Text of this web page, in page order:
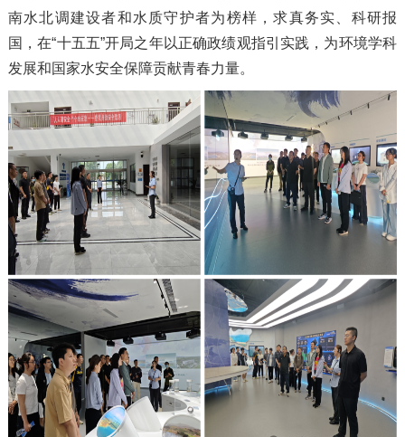
南水北调建设者和水质守护者为榜样，求真务实、科研报
国，在“十五五”开局之年以正确政绩观指引实践，为环境学科
发展和国家水安全保障贡献青春力量。